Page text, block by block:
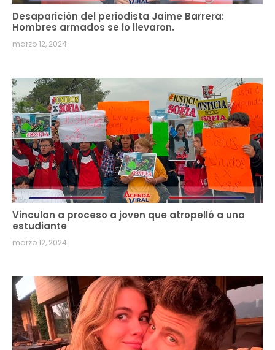
Desaparición del periodista Jaime Barrera:
Hombres armados se lo llevaron.
marzo 12, 2024
Vinculan a proceso a joven que atropelló a una
estudiante
marzo 12, 2024